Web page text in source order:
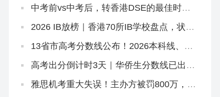
雅思）
中考前vs中考后，转香港DSE的最佳时机
2026 IB放榜｜香港70所IB学校盘点，状元
13省市高考分数线公布！2026本科线、特
高考出分倒计时3天｜华侨生分数线已出，
雅思机考重大失误！主办方被罚800万，影